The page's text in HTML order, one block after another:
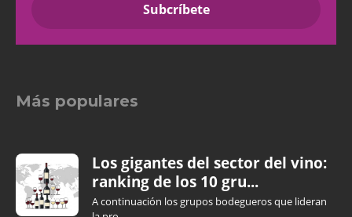
Más populares
Los gigantes del sector del vino:
ranking de los 10 gru...
A continuación los grupos bodegueros que lideran